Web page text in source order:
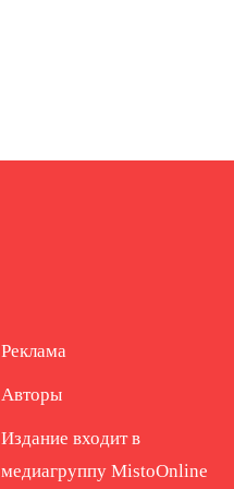
Реклама
Авторы
Издание входит в
медиагруппу MistoOnline